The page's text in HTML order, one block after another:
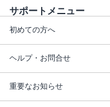
サポートメニュー
初めての方へ
ヘルプ・お問合せ
重要なお知らせ